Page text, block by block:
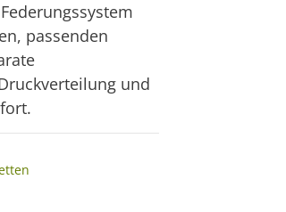
passenden
und